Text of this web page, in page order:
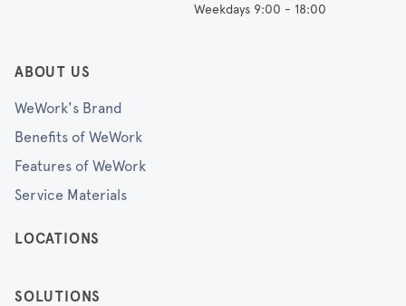
ABOUT US
WeWork's Brand
Benefits of WeWork
Features of WeWork
Service Materials
LOCATIONS
SOLUTIONS
Weekdays 9:00 - 18:00